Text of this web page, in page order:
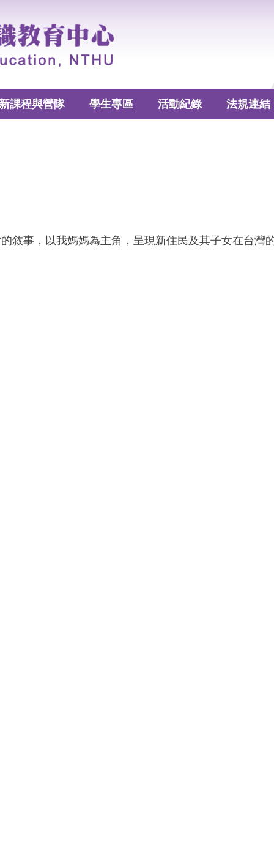
課程與營隊 學生專區 活動紀錄 法規連結
敘事， 以我媽媽為主角，呈現新住民及其子女在台灣